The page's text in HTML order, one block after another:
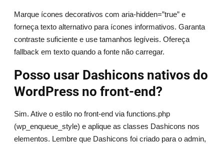
Marque ícones decorativos com aria-hidden=”true” e
forneça texto alternativo para ícones informativos. Garanta
contraste suficiente e use tamanhos legíveis. Ofereça
fallback em texto quando a fonte não carregar.
Posso usar Dashicons nativos do
WordPress no front-end?
Sim. Ative o estilo no front-end via functions.php
(wp_enqueue_style) e aplique as classes Dashicons nos
elementos. Lembre que Dashicons foi criado para o admin,